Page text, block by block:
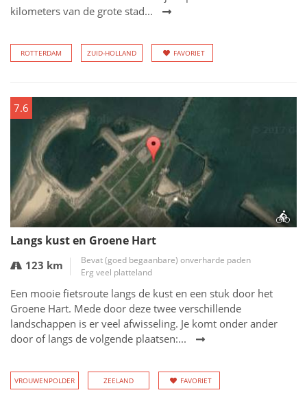
kilometers van de grote stad...
ROTTERDAM ZUID-HOLLAND FAVORIET
7.6
Langs kust en Groene Hart
123 km
Bevat (goed begaanbare) onverharde paden
Erg veel platteland
Een mooie fietsroute langs de kust en een stuk door het
Groene Hart. Mede door deze twee verschillende
landschappen is er veel afwisseling. Je komt onder ander
door of langs de volgende plaatsen:...
VROUWENPOLDER ZEELAND FAVORIET